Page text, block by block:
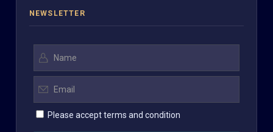
NEWSLETTER
Please accept terms and condition